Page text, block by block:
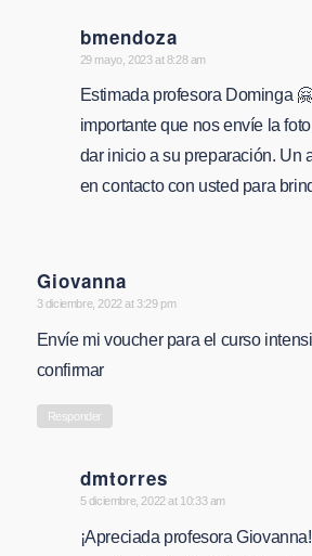
bmendoza
says:
29 mayo, 2023 at 8:28 am
Estimada profesora Dominga
importante que nos envíe la
dar inicio a su preparación. Un
en contacto con usted para
Giovanna
says:
3 diciembre, 2022 at 3:29 pm
Envíe mi voucher para el curso
confirmar
Responder
dmtorres
says:
5 diciembre, 2022 at 10:33 am
¡Apreciada profesora